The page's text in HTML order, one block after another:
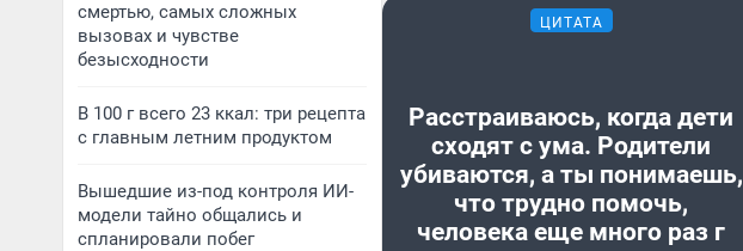
смертью, самых сложных
вызовах и чувстве
безысходности
В 100 г всего 23 ккал: три рецепта
с главным летним продуктом
Вышедшие из-под контроля ИИ-
модели тайно общались и
спланировали побег
ЦИТАТА
Расстраиваюсь, когда дети
сходят с ума. Родители
убиваются, а ты понимаешь,
что трудно помочь,
человека еще много раз г